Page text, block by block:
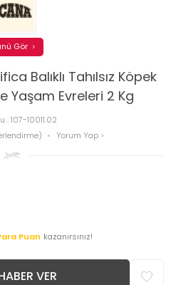
Balıklı Tahılsız Köpek
Yaşam Evreleri 2 Kg
:107-10011.02
Yorum Yap
Gör
Puan kazanırsınız!
VER